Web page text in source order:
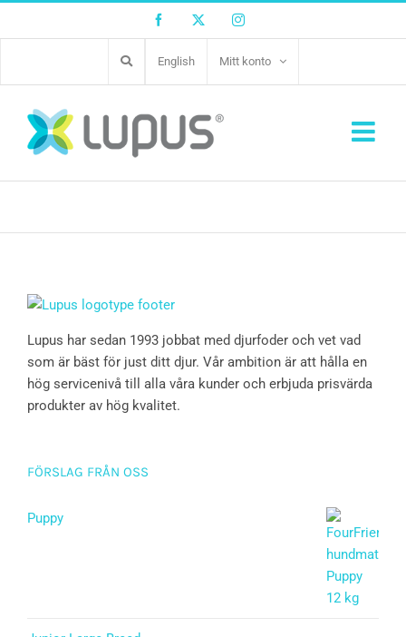
Facebook Twitter Instagram
English Mitt konto
Inga produkter hittades som motsvarar ditt val.
Lupus har sedan 1993 jobbat med djurfoder och vet vad
som är bäst för just ditt djur. Vår ambition är att hålla en
hög servicenivå till alla våra kunder och erbjuda prisvärda
produkter av hög kvalitet.
FÖRSLAG FRÅN OSS
Puppy